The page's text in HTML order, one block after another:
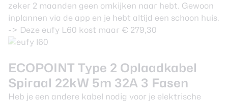
zeker 2 maanden geen omkijken naar hebt. Gewoon
inplannen via de app en je hebt altijd een schoon huis.
-> Deze eufy L60 kost maar € 279,30
ECOPOINT Type 2 Oplaadkabel
Spiraal 22kW 5m 32A 3 Fasen
Heb je een andere kabel nodig voor je elektrische